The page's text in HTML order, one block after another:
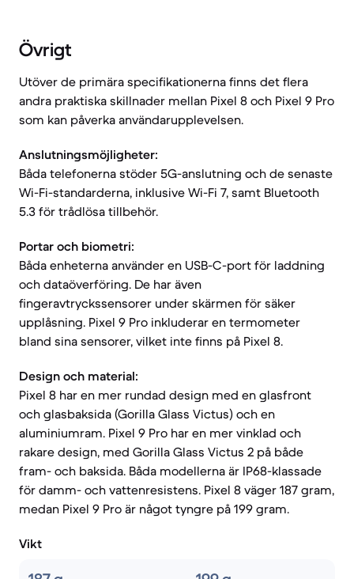
Övrigt
Utöver de primära specifikationerna finns det flera
andra praktiska skillnader mellan Pixel 8 och Pixel 9 Pro
som kan påverka användarupplevelsen.
Anslutningsmöjligheter:
Båda telefonerna stöder 5G-anslutning och de senaste
Wi-Fi-standarderna, inklusive Wi-Fi 7, samt Bluetooth
5.3 för trådlösa tillbehör.
Portar och biometri:
Båda enheterna använder en USB-C-port för laddning
och dataöverföring. De har även
fingeravtryckssensorer under skärmen för säker
upplåsning. Pixel 9 Pro inkluderar en termometer
bland sina sensorer, vilket inte finns på Pixel 8.
Design och material:
Pixel 8 har en mer rundad design med en glasfront
och glasbaksida (Gorilla Glass Victus) och en
aluminiumram. Pixel 9 Pro har en mer vinklad och
rakare design, med Gorilla Glass Victus 2 på både
fram- och baksida. Båda modellerna är IP68-klassade
för damm- och vattenresistens. Pixel 8 väger 187 gram,
medan Pixel 9 Pro är något tyngre på 199 gram.
Vikt